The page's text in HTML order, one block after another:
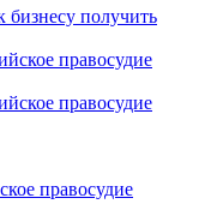
бизнесу получить
правосудие